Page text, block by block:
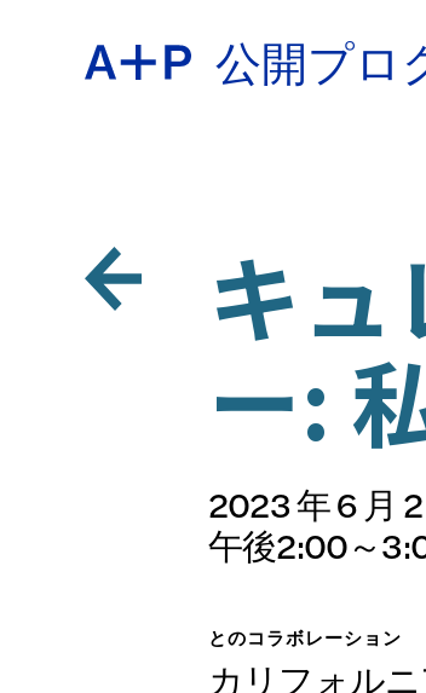
公開プロ
教育
青
展
普通
キ
ー:
2023 年 6 月
午後2:00～
とのコラボレーション
カリフォル